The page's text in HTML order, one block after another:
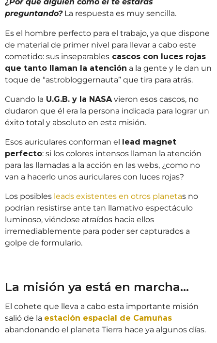
preguntando? La respuesta es muy sencilla.
Es el hombre perfecto para el trabajo, ya que dispone
de material de primer nivel para llevar a cabo este
cometido: sus inseparables cascos con luces rojas
que tanto llaman la atención a la gente y le dan un
toque de “astrobloggernauta” que tira para atrás.
Cuando la U.G.B. y la NASA vieron esos cascos, no
dudaron que él era la persona indicada para lograr un
éxito total y absoluto en esta misión.
Esos auriculares conforman el lead magnet
perfecto: si los colores intensos llaman la atención
para las llamadas a la acción en las webs, ¿como no
van a hacerlo unos auriculares con luces rojas?
Los posibles leads existentes en otros planetas no
podrían resistirse ante tan llamativo espectáculo
luminoso, viéndose atraídos hacia ellos
irremediablemente para poder ser capturados a
golpe de formulario.
La misión ya está en marcha…
El cohete que lleva a cabo esta importante misión
salió de la estación espacial de Camuñas
abandonando el planeta Tierra hace ya algunos días.